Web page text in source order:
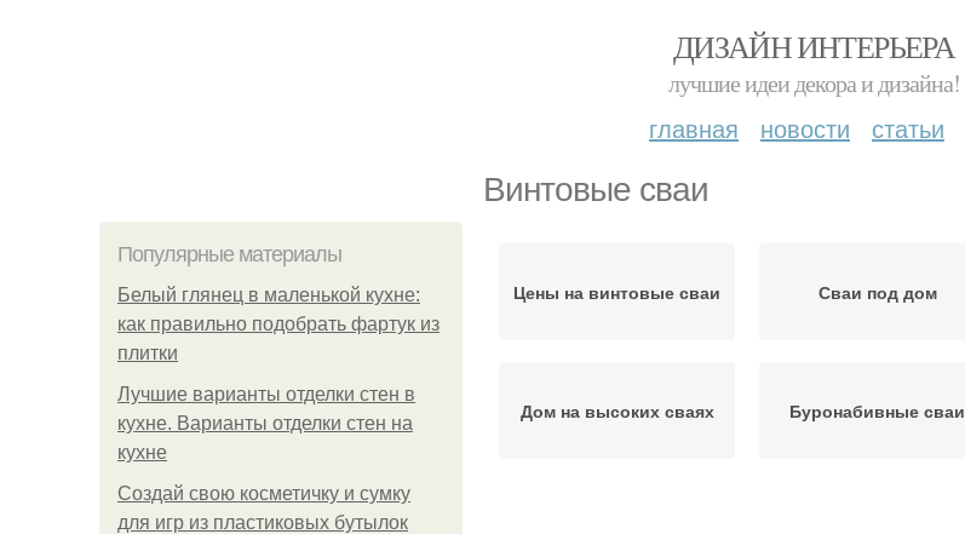
ДИЗАЙН ИНТЕРЬЕРА
лучшие идеи декора и дизайна!
главная новости статьи
Винтовые сваи
Популярные материалы
Белый глянец в маленькой кухне:
как правильно подобрать фартук из
плитки
Лучшие варианты отделки стен в
кухне. Варианты отделки стен на
кухне
Создай свою косметичку и сумку
для игр из пластиковых бутылок
Цены на винтовые сваи Сваи под дом
Дом на высоких сваях Буронабивные сваи